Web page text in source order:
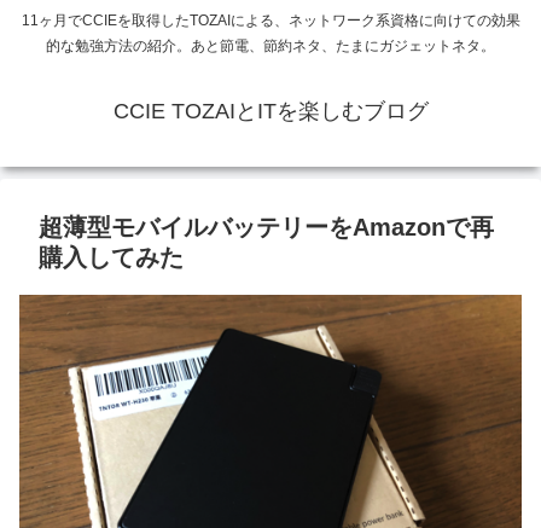
11ヶ月でCCIEを取得したTOZAIによる、ネットワーク系資格に向けての効果
的な勉強方法の紹介。あと節電、節約ネタ、たまにガジェットネタ。
CCIE TOZAIとITを楽しむブログ
超薄型モバイルバッテリーをAmazonで再
購入してみた